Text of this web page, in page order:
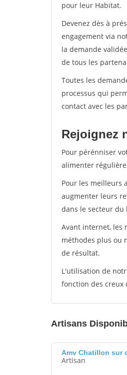
pour leur Habitat.
Devenez dès à
engagement via
la demande
de tous les
Toutes les
processus qui
contact avec les
Rejoignez
Pour pérénniser
alimenter
Pour les meilleurs
augmenter leurs
dans le secteur du
Avant internet, les
méthodes plus ou
de résultat.
L'utilisation de
fonction des creux
Artisans
Amv Chatillon sur
Artisan